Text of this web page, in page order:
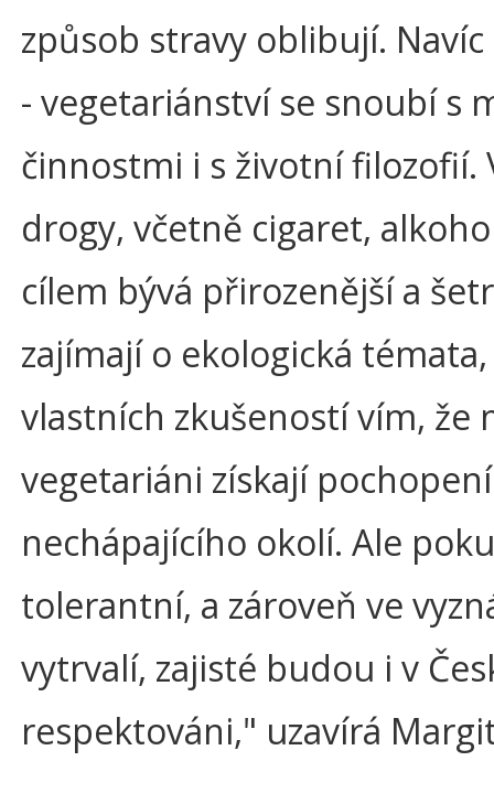
způsob stravy oblibují.
- vegetariánství se snoubí s
činnostmi i s životní
drogy, včetně cigaret,
cílem bývá přirozenější a
zajímají o ekologická
vlastních zkušeností vím, že
vegetariáni získají
nechápajícího okolí. Ale
tolerantní, a zároveň ve
vytrvalí, zajisté budou i v
respektováni," uzavírá